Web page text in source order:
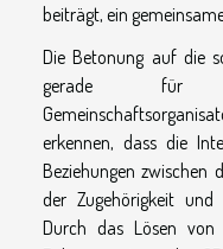
beiträgt, ein
Die Betonung auf die
gerade für
erkennen, dass die
Beziehungen zwischen
der Zugehörigkeit und
Durch das Lösen von